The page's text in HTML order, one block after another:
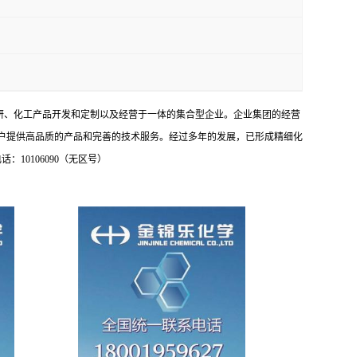
化工产品开发和定制以及经营于一体的集合型企业。企业集团的经营
供高品质的产品和完善的技术服务。经过多年的发展，已形成精细化
10106090（无区号）